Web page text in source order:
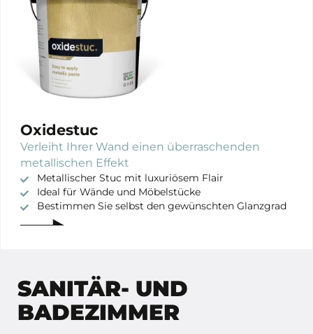
Oxidestuc
Verleiht Ihrer Wand einen überraschenden
metallischen Effekt
Metallischer Stuc mit luxuriösem Flair
Ideal für Wände und Möbelstücke
Bestimmen Sie selbst den gewünschten Glanzgrad
SANITÄR- UND
BADEZIMMER